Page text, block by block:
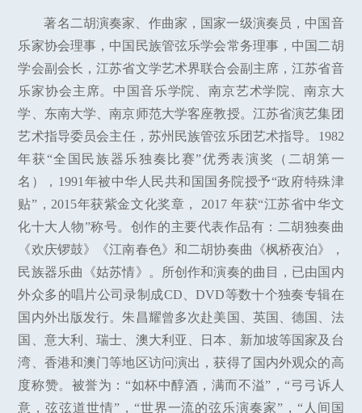
著名二胡演奏家、作曲家，国家一级演奏员，中国音
乐家协会理事，中国民族管弦乐学会常务理事，中国二胡
学会副会长，江苏省文学艺术界联合会副主席，江苏省音
乐家协会主席。中国音乐学院、南京艺术学院、南京大
学、东南大学、南京师范大学客座教授。江苏省演艺集团
艺术指导委员会主任，苏州民族管弦乐团艺术指导。1982
年获“全国民族器乐独奏比赛”优秀表演奖（二胡第一
名），1991年被中华人民共和国国务院授予“政府特殊津
贴”，2015年获紫金文化奖章， 2017 年获“江苏省中华文
化十大人物”称号。创作的主要代表作品有：二胡独奏曲
《欢庆锣鼓》《江南春色》和二胡协奏曲《枫桥夜泊》，
民族器乐曲《姑苏情》。所创作和演奏的曲目，已由国内
外众多的唱片公司录制成CD、DVD等数十个独奏专辑在
国内外出版发行。朱昌耀曾多次赴美国、英国、德国、法
国、意大利、瑞士、澳大利亚、日本、新加坡等国家及台
湾、香港和澳门等地区访问演出，获得了国内外观众的高
度称赞。被誉为：“如杯中醇酒，满而不溢”，“弓弓诉人
意，弦弦道世情”，“世界一流的弦乐演奏家”，“人间国